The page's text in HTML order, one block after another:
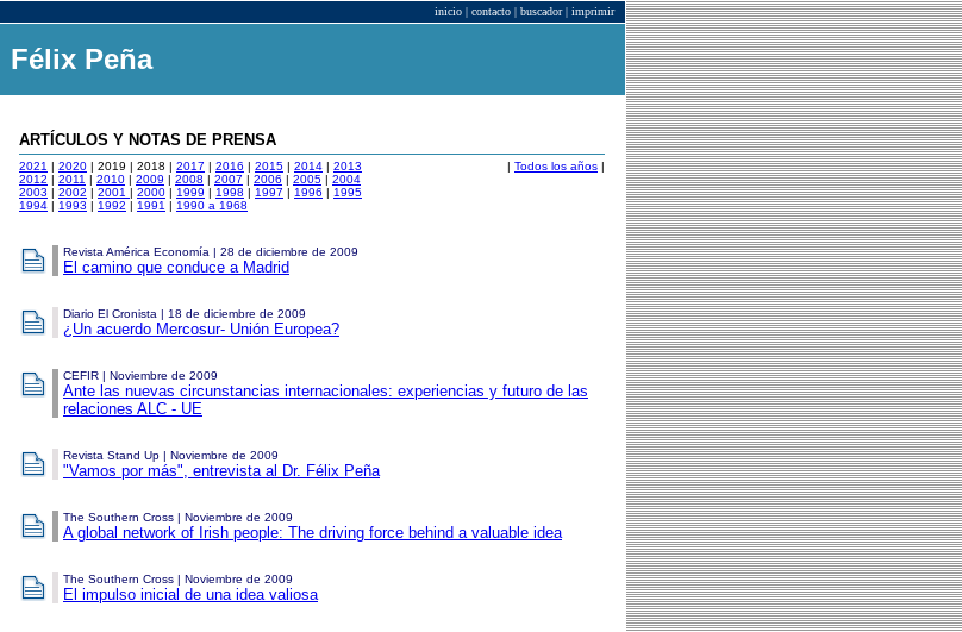
inicio | contacto | buscador | imprimir
Félix Peña
ARTÍCULOS Y NOTAS DE PRENSA
2021 | 2020 | 2019 | 2018 | 2017 | 2016 | 2015 | 2014 | 2013
2012 | 2011 | 2010 | 2009 | 2008 | 2007 | 2006 | 2005 | 2004
2003 | 2002 | 2001 | 2000 | 1999 | 1998 | 1997 | 1996 | 1995
1994 | 1993 | 1992 | 1991 | 1990 a 1968
| Todos los años |
Revista América Economía | 28 de diciembre de 2009
El camino que conduce a Madrid
Diario El Cronista | 18 de diciembre de 2009
¿Un acuerdo Mercosur- Unión Europea?
CEFIR | Noviembre de 2009
Ante las nuevas circunstancias internacionales: experiencias y futuro de las
relaciones ALC - UE
Revista Stand Up | Noviembre de 2009
"Vamos por más", entrevista al Dr. Félix Peña
The Southern Cross | Noviembre de 2009
A global network of Irish people: The driving force behind a valuable idea
The Southern Cross | Noviembre de 2009
El impulso inicial de una idea valiosa